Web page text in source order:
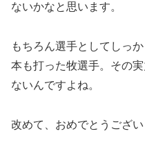
ないかなと思います。
もちろん選手としてしっ
本も打った牧選手。その
ないんですよね。
改めて、おめでとうござい